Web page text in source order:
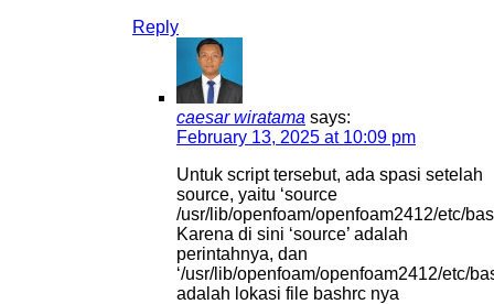
Reply
caesar wiratama says:
February 13, 2025 at 10:09 pm
Untuk script tersebut, ada spasi setelah
source, yaitu ‘source
/usr/lib/openfoam/openfoam2412/etc/
Karena di sini ‘source’ adalah
perintahnya, dan
‘/usr/lib/openfoam/openfoam2412/etc/
adalah lokasi file bashrc nya